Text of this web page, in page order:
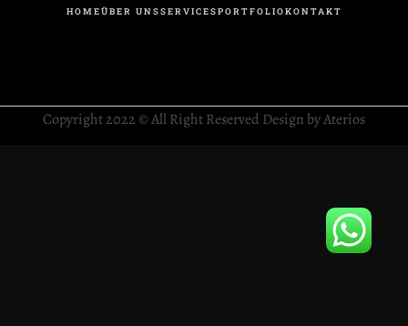
HOMEÜBER UNSSERVICESPORTFOLIOKONTAKT
Copyright 2022 © All Right Reserved Design by Aterios